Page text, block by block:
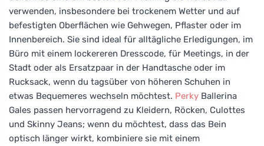
verwenden, insbesondere bei trockenem Wetter und auf
befestigten Oberflächen wie Gehwegen, Pflaster oder im
Innenbereich. Sie sind ideal für alltägliche Erledigungen, im
Büro mit einem lockereren Dresscode, für Meetings, in der
Stadt oder als Ersatzpaar in der Handtasche oder im
Rucksack, wenn du tagsüber von höheren Schuhen in
etwas Bequemeres wechseln möchtest. Perky Ballerina
Gales passen hervorragend zu Kleidern, Röcken, Culottes
und Skinny Jeans; wenn du möchtest, dass das Bein
optisch länger wirkt, kombiniere sie mit einem